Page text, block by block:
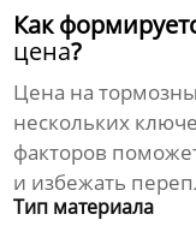
Как
цена?
Цена на
нескольких
факторов
и избежать
Тип материала